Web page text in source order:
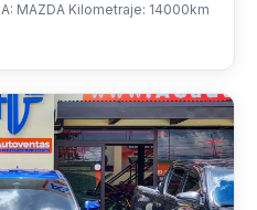
MAZDA Kilometraje: 14000km